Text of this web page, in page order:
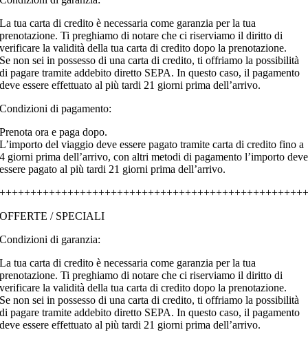
La tua carta di credito è necessaria come garanzia per la tua
prenotazione. Ti preghiamo di notare che ci riserviamo il diritto di
verificare la validità della tua carta di credito dopo la prenotazione.
Se non sei in possesso di una carta di credito, ti offriamo la possibilità
di pagare tramite addebito diretto SEPA. In questo caso, il pagamento
deve essere effettuato al più tardi 21 giorni prima dell’arrivo.
Condizioni di pagamento:
Prenota ora e paga dopo.
L’importo del viaggio deve essere pagato tramite carta di credito fino a
4 giorni prima dell’arrivo, con altri metodi di pagamento l’importo deve
essere pagato al più tardi 21 giorni prima dell’arrivo.
OFFERTE / SPECIALI
Condizioni di garanzia:
La tua carta di credito è necessaria come garanzia per la tua
prenotazione. Ti preghiamo di notare che ci riserviamo il diritto di
verificare la validità della tua carta di credito dopo la prenotazione.
Se non sei in possesso di una carta di credito, ti offriamo la possibilità
di pagare tramite addebito diretto SEPA. In questo caso, il pagamento
deve essere effettuato al più tardi 21 giorni prima dell’arrivo.